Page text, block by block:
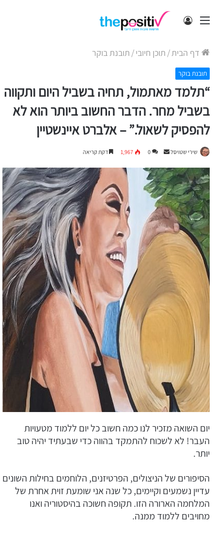
תפריט התחבר
דף הבית/ תוכן חיובי/ תובנת בוקר
תובנת בוקר
“תלמד מאתמול, תחיה בשביל היום ותקווה
בשביל מחר. הדבר החשוב ביותר הוא לא
להפסיק לשאול.” – אלברט איינשטיין
שירי שטויסל
Send
email
0
1,967 דקת קריאה
יום השואה מזכיר לנו כמה חשוב כל יום ללמוד מטעויות
העבר! לא לשכוח להתמקד בהווה כדי שבעתיד יהיה טוב
יותר.
הסיפורים של הניצולים, הפרטיזנים, הלוחמים בחילות השונים
עדיין נשמעים וקיימים, כל שנה אני שומעת זוית אחרת של
המלחמה הארורה הזו. תקופה חשוכה בהיסטוריה ואנו
מחויבים ללמוד ממנה.